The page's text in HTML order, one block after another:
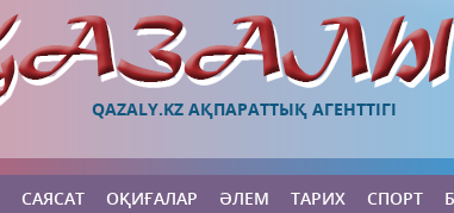
QAZALY.KZ АҚПАРАТТЫҚ АГЕНТТІГІ
САЯСАТ ОҚИҒАЛАР ӘЛЕМ ТАРИХ СПОРТ